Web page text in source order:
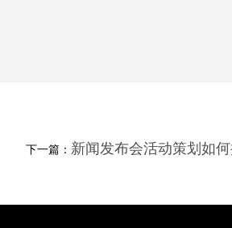
下一篇： 新闻发布会活动策划如